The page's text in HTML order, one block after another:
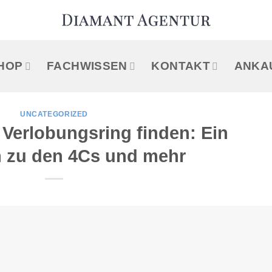
FACHWISSEN KONTAKT
UNCATEGORIZED
finden: Ein
zu den 4Cs und mehr